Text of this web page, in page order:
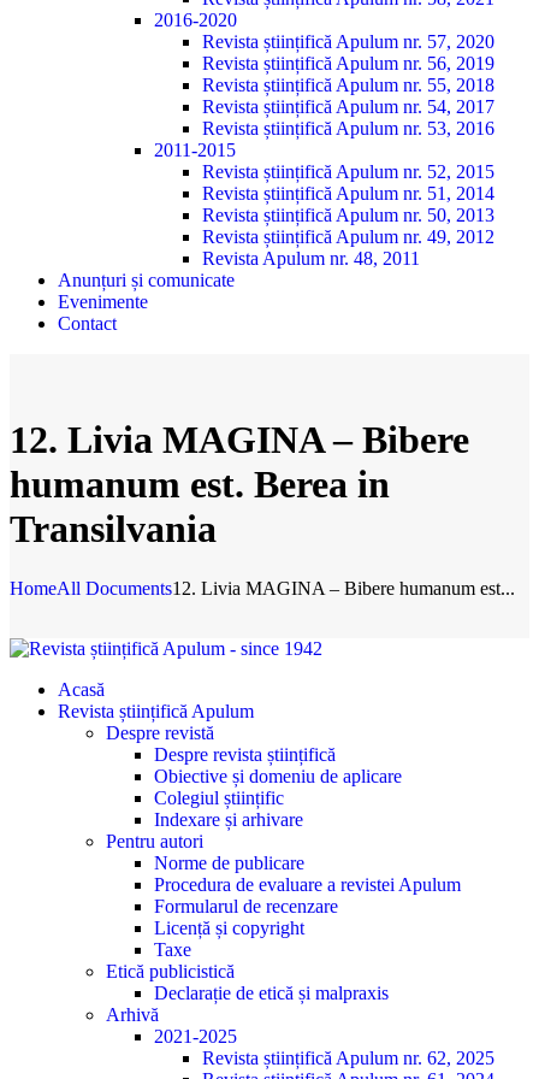
2016-2020
Revista științifică Apulum nr. 57, 2020
Revista științifică Apulum nr. 56, 2019
Revista științifică Apulum nr. 55, 2018
Revista științifică Apulum nr. 54, 2017
Revista științifică Apulum nr. 53, 2016
2011-2015
Revista științifică Apulum nr. 52, 2015
Revista științifică Apulum nr. 51, 2014
Revista științifică Apulum nr. 50, 2013
Revista științifică Apulum nr. 49, 2012
Revista Apulum nr. 48, 2011
Anunțuri și comunicate
Evenimente
Contact
12. Livia MAGINA – Bibere
humanum est. Berea in
Transilvania
HomeAll Documents12. Livia MAGINA – Bibere humanum est...
Acasă
Revista științifică Apulum
Despre revistă
Despre revista științifică
Obiective și domeniu de aplicare
Colegiul științific
Indexare și arhivare
Pentru autori
Norme de publicare
Procedura de evaluare a revistei Apulum
Formularul de recenzare
Licență și copyright
Taxe
Etică publicistică
Declarație de etică și malpraxis
Arhivă
2021-2025
Revista științifică Apulum nr. 62, 2025